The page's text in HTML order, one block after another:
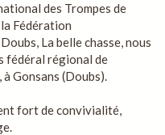
des Trompes de
Fédération
La belle chasse, nous
fédéral régional de
Gonsans (Doubs).
fort de convivialité,